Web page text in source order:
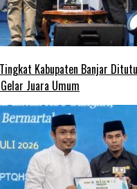
Kabupaten Banjar
Juara Umum